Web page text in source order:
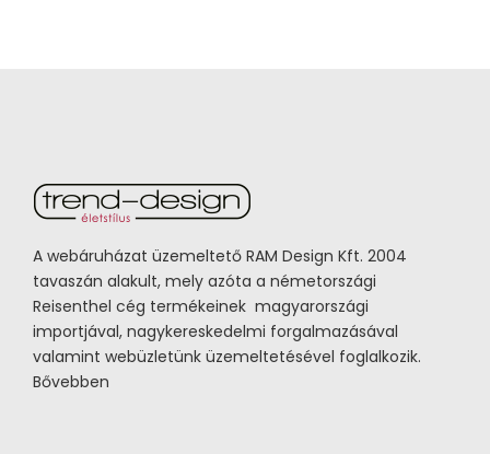
A webáruházat üzemeltető RAM Design Kft. 2004
tavaszán alakult, mely azóta a németországi
Reisenthel cég termékeinek magyarországi
importjával, nagykereskedelmi forgalmazásával
valamint webüzletünk üzemeltetésével foglalkozik.
Bővebben